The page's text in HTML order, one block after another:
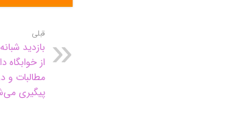
قبلی
بازدید
از
مطالبات و
پیگیری